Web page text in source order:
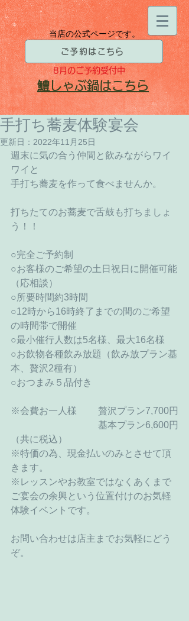
当店の公式ページです。
ご予約はこちら
8月のご予約受付中
​鱧しゃぶ鍋はこちら
手打ち蕎麦体験宴会
更新日： 2022年11月25日
週末に気の合う仲間と飲みながらワイ
ワイと
手打ち蕎麦を作って食べませんか。
打ちたてのお蕎麦で舌鼓も打ちましょ
う！！
○完全ご予約制
○お客様のご希望の土日祝日に開催可能
（応相談）
○所要時間約3時間
○12時から16時終了までの間のご希望
の時間帯で開催
○最小催行人数は5名様、最大16名様
○お飲物各種飲み放題（飲み放プラン基
本、贅沢2種有）
○おつまみ５品付き
※会費お一人様　 　贅沢プラン7,700円
基本プラン6,600円
（共に税込）
※特価の為、現金払いのみとさせて頂
きます。
※レッスンやお教室ではなくあくまで
ご宴会の余興という位置付けのお気軽
体験イベントです。
お問い合わせは店主までお気軽にどう
ぞ。